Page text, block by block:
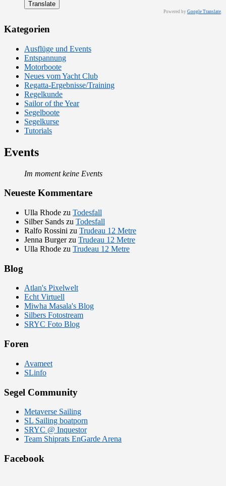
Powered by Google Translate.
Kategorien
Ausflüge und Events
Entspannung
Motorboote
Neues vom Yacht Club
Regatta-Ergebnisse/Training
Regelkunde
Sailor of the Year
Segelboote
Segelkurse
Tutorials
Events
Im moment keine Events
Neueste Kommentare
Ulla Rhode zu Todesfall
Silber Sands zu Todesfall
Ralfo Rossini zu Trudeau 12 Metre
Jenna Burgerzu Trudeau 12 Metre
Ulla Rhode zu Trudeau 12 Metre
Blog
Atlan's Pixelwelt
Echt Virtuell
Miwha Masala's Blog
Silbers Fotostream
SRYC Foto Blog
Foren
Avameet
SLinfo
Segel Community
Metaverse Sailing
SL Sailing boatporn
SRYC @ Inquestor
Team Shiprats EnGarde Arena
Facebook